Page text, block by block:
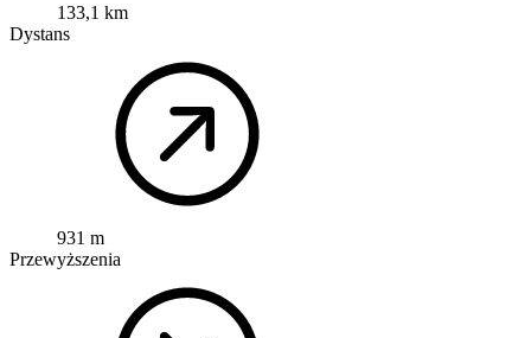
133,1 km
Dystans
931 m
Przewyższenia